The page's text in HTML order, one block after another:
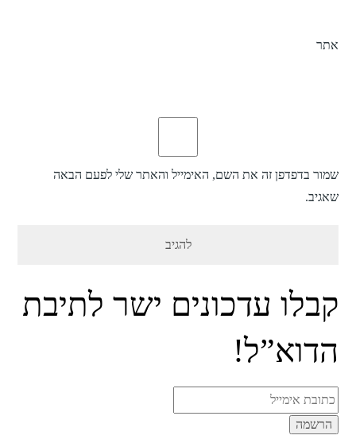
אתר
שמור בדפדפן זה את השם, האימייל והאתר שלי לפעם הבאה
שאגיב.
קבלו עדכונים ישר לתיבת
הדוא”ל!